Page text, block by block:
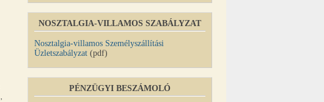
NOSZTALGIA-VILLAMOS SZABÁLYZAT
Nosztalgia-villamos Személyszállítási
Üzletszabályzat (pdf)
PÉNZÜGYI BESZÁMOLÓ